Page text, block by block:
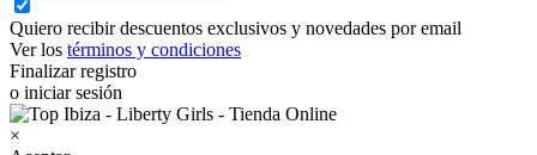
Quiero recibir descuentos exclusivos y novedades por email
Ver los términos y condiciones
Finalizar registro
o iniciar sesión
×